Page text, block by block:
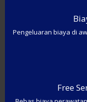
Pengeluaran biaya di
Free